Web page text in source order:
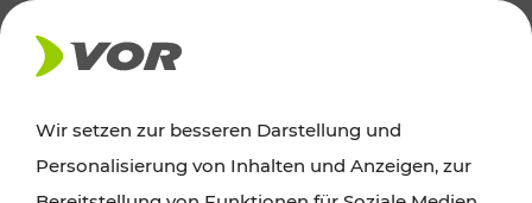
AKTUELLES
Wir setzen zur besseren Darstellung und
Personalisierung von Inhalten und Anzeigen, zur